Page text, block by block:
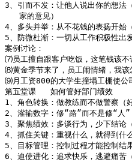
3、引而不发：让他人说出你的想法
   家的意见）
4、多头并举：从不花钱的表扬开始
5、防微杜渐：一切从工作积极性出
案例讨论：
⑺员工擅自跟客户吃饭，这笔钱该不
⑻黄金季节来了，员工闹情绪，我该
⑼月工资800的大学生撞塌工棚使公
第五堂课   如何管好部门绩效
1、角色转换：做教练而不做警察（
2、灌输数字：修“路”而不是修“人
3、聚焦绩效：多谈行为，少下结论
4、抓住关键：重视什么，就得到什
5、目标管理：控制过程才能控制结
6、迫使进化：追求快乐，逃避痛苦